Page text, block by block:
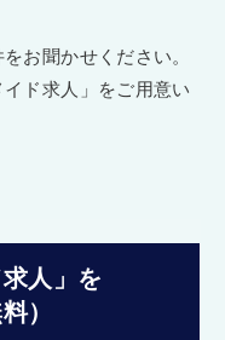
お聞かせください。
ド求人」をご用意い
求人」を
）